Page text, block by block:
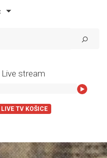
Live stream
The Weeknd
LIVE TV KOŠICE